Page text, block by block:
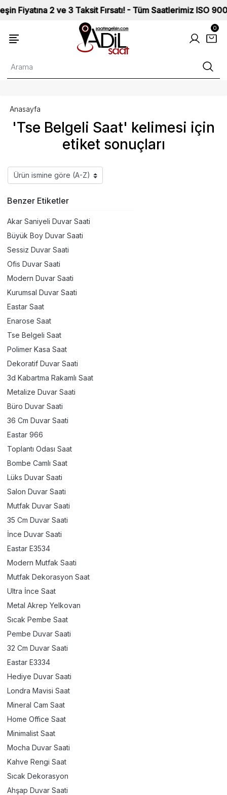
2 ve 3 Taksit Fırsatı! - Tüm Saatlerimiz ISO 9002
0
'Tse Belgeli Saat' kelimesi için
etiket sonuçları
Anasayfa
Benzer Etiketler
Akar Saniyeli Duvar Saati
Büyük Boy Duvar Saati
Sessiz Duvar Saati
Ofis Duvar Saati
Modern Duvar Saati
Kurumsal Duvar Saati
Eastar Saat
Enarose Saat
Tse Belgeli Saat
Polimer Kasa Saat
Dekoratif Duvar Saati
3d Kabartma Rakamlı Saat
Metalize Duvar Saati
Büro Duvar Saati
36 Cm Duvar Saati
Eastar 966
Toplantı Odası Saat
Bombe Camlı Saat
Lüks Duvar Saati
Salon Duvar Saati
Mutfak Duvar Saati
35 Cm Duvar Saati
İnce Duvar Saati
Eastar E3534
Modern Mutfak Saati
Mutfak Dekorasyon Saat
Ultra İnce Saat
Metal Akrep Yelkovan
Sıcak Pembe Saat
Pembe Duvar Saati
32 Cm Duvar Saati
Eastar E3334
Hediye Duvar Saati
Londra Mavisi Saat
Mineral Cam Saat
Home Office Saat
Minimalist Saat
Mocha Duvar Saati
Kahve Rengi Saat
Sıcak Dekorasyon
Ahşap Duvar Saati